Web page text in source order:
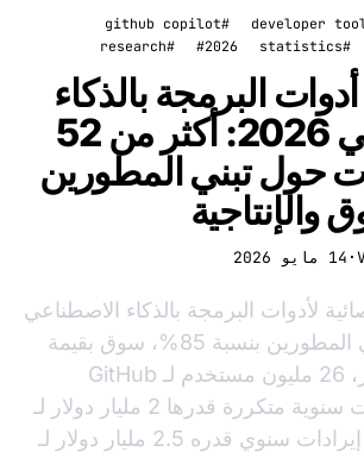
#github copilot
#2026
#research
بالذكاء
الاصطناعي 2026: أكثر من 52
تبني المطورين
لأدوات البرمجة بالذكاء الاصطناعي
لعام 2026: تبني المطورين بنسبة 85%، سوق بقيمة
9.46 مليار دولار، 26 مليون مستخدم لـ GitHub
Copilot، إيرادات سنوية متكررة قدرها 2 مليار دولار لـ
Cursor، معدل إيرادات سنوي قدره 2.5 مليار دولار لـ